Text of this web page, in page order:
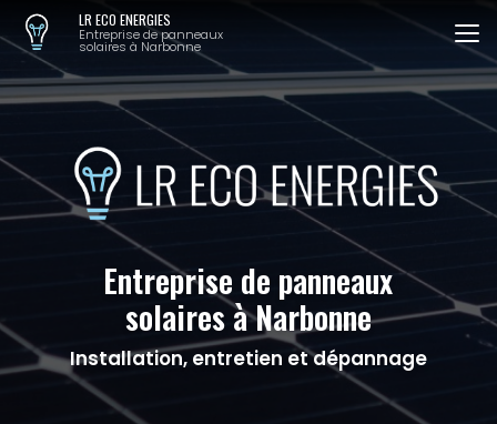
Aller
au
contenu
principal
LR ECO ENERGIES
Entreprise de panneaux
solaires à Narbonne
Entreprise de panneaux
solaires à Narbonne
Installation, entretien et dépannage